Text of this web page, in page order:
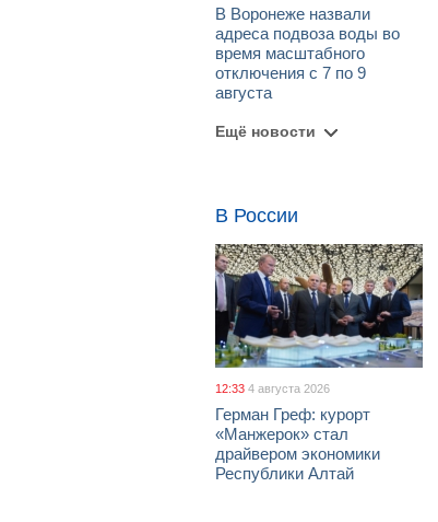
В Воронеже назвали
адреса подвоза воды во
время масштабного
отключения с 7 по 9
августа
Ещё новости
В России
12:33 4 августа 2026
Герман Греф: курорт
«Манжерок» стал
драйвером экономики
Республики Алтай